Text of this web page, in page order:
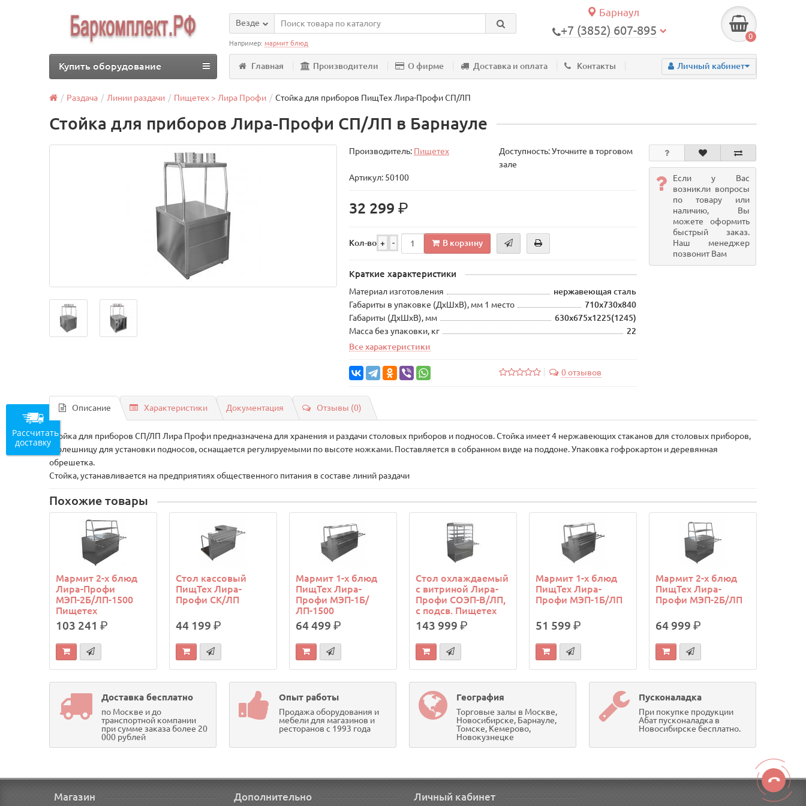
Барнаул
+7 (3852) 607-895 0
Везде
Например:мармит блюд
Главная Производители О фирме Доставка и оплата Контакты Личный кабинет
Купить оборудование
Раздача Линии раздачи Пищетех > Лира Профи Стойка для приборов ПищТех Лира-Профи СП/ЛП
Стойка для приборов Лира-Профи СП/ЛП в Барнауле
Производитель: Пищетех
Доступность: Уточните в торговом
зале
Артикул: 50100
32 299р.
Кол-во + - В корзину
Краткие характеристики
Материал изготовления
нержавеющая сталь
Габариты в упаковке (ДхШхВ), мм 1 место
710х730х840
Габариты (ДхШхВ), мм
630х675х1225(1245)
Масса без упаковки, кг
22
Все характеристики
0 отзывов
Если у Вас
возникли вопросы
по товару или
наличию, Вы
можете оформить
быстрый заказ.
Наш менеджер
позвонит Вам
Описание Характеристики Документация Отзывы (0)
Стойка для приборов СП/ЛП Лира Профи предназначена для хранения и раздачи столовых приборов и подносов. Стойка имеет 4 нержавеющих стаканов для столовых приборов,
столешницу для установки подносов, оснащается регулируемыми по высоте ножками. Поставляется в собранном виде на поддоне. Упаковка гофрокартон и деревянная
обрешетка.
Стойка, устанавливается на предприятиях общественного питания в составе линий раздачи
Похожие товары
Мармит 2-х блюд
Лира-Профи
МЭП-2Б/ЛП-1500
Пищетех
103 241р.
Стол кассовый
ПищТех Лира-
Профи СК/ЛП
44 199р.
Мармит 1-х блюд
ПищТех Лира-
Профи МЭП-1Б/
ЛП-1500
64 499р.
Стол охлаждаемый
с витриной Лира-
Профи СОЭП-В/ЛП,
с подсв. Пищетех
143 999р.
Мармит 1-х блюд
ПищТех Лира-
Профи МЭП-1Б/ЛП
51 599р.
Мармит 2-х блюд
ПищТех Лира-
Профи МЭП-2Б/ЛП
64 999р.
Доставка бесплатно
по Москве и до
транспортной компании
при сумме заказа более 20
000 рублей
Опыт работы
Продажа оборудования и
мебели для магазинов и
ресторанов с 1993 года
География
Торговые залы в Москве,
Новосибирске, Барнауле,
Томске, Кемерово,
Новокузнецке
Пусконаладка
При покупке продукции
Абат пусконаладка в
Новосибирске бесплатно.
Магазин Дополнительно Личный кабинет
Рассчитать
доставку